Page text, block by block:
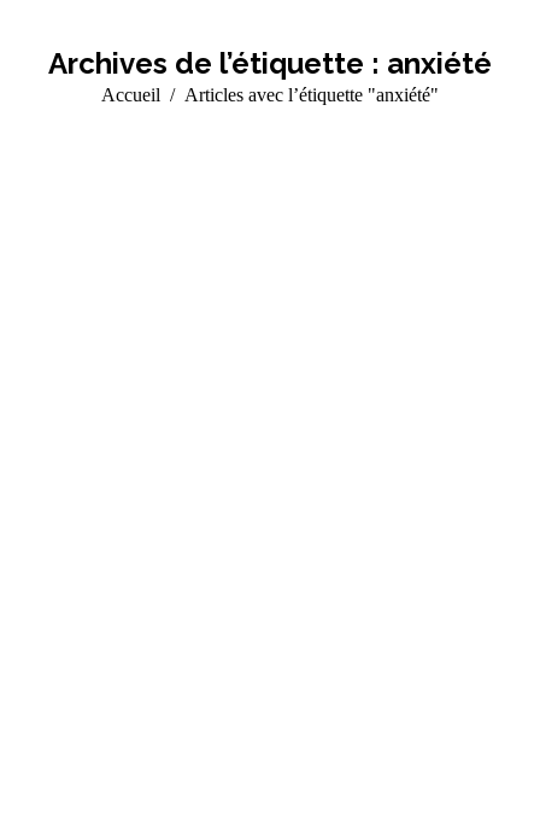
Archives de l’étiquette : anxiété
Vous êtes ici :
Accueil Articles avec l’étiquette "anxiété"